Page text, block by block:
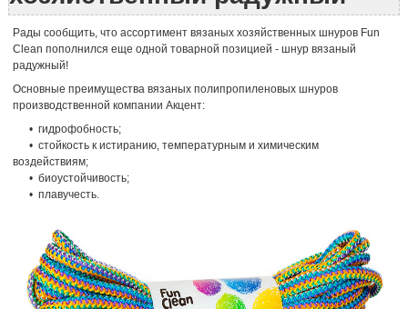
Рады сообщить, что ассортимент вязаных хозяйственных шнуров Fun
Clean пополнился еще одной товарной позицией - шнур вязаный
радужный!
Основные преимущества вязаных полипропиленовых шнуров
производственной компании Акцент:
• гидрофобность;
• стойкость к истиранию, температурным и химическим
воздействиям;
• биоустойчивость;
• плавучесть.